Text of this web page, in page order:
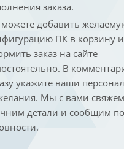
заказа.
добавить
ПК в корзину и
заказ на сайте
В
укажите ваши
Мы с вами
детали и сообщим по